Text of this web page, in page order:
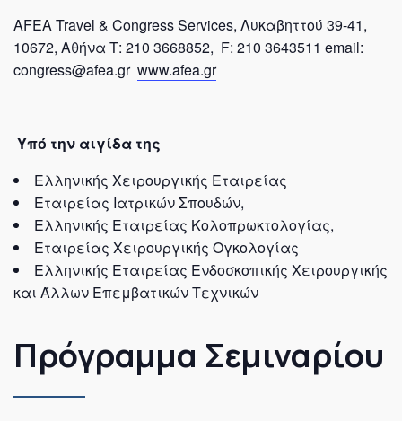
AFEA Travel & Congress Services, Λυκαβηττού 39-41,
10672, Αθήνα Τ: 210 3668852, F: 210 3643511 email:
congress@afea.gr www.afea.gr
Υπό την αιγίδα της
Ελληνικής Χειρουργικής Εταιρείας
Εταιρείας Ιατρικών Σπουδών,
Ελληνικής Εταιρείας Κολοπρωκτολογίας,
Εταιρείας Χειρουργικής Ογκολογίας
Ελληνικής Εταιρείας Ενδοσκοπικής Χειρουργικής
και Άλλων Επεμβατικών Τεχνικών
Πρόγραμμα Σεμιναρίου